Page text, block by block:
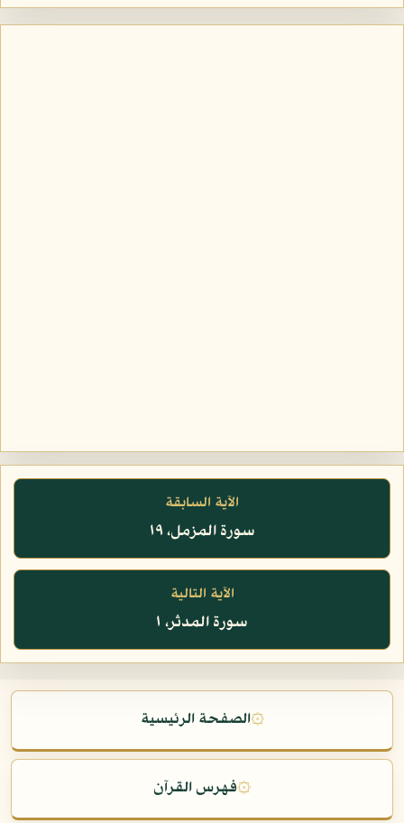
الآية السابقة
سورة المزمل، ١٩
الآية التالية
سورة المدثر، ١
۞الصفحة الرئيسية
۞فهرس القرآن